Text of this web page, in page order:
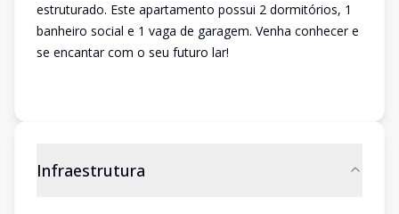
estruturado. Este apartamento possui 2 dormitórios, 1
banheiro social e 1 vaga de garagem. Venha conhecer e
se encantar com o seu futuro lar!
Infraestrutura